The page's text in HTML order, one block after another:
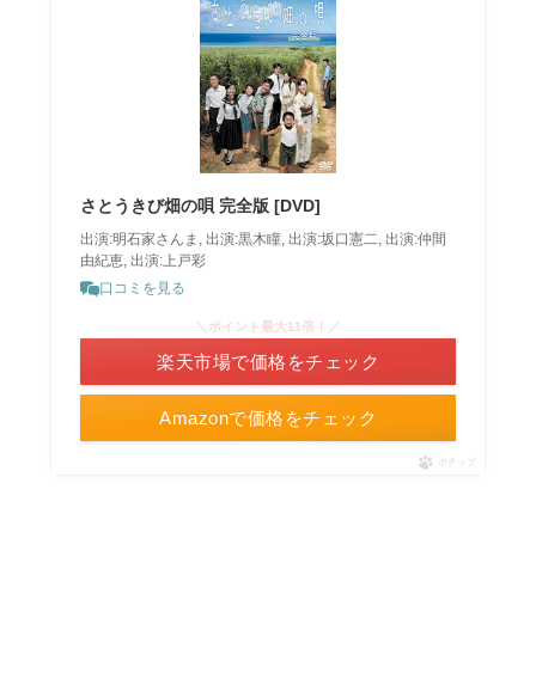
さとうきび畑の唄 完全版 [DVD]
出演:明石家さんま, 出演:黒木瞳, 出演:坂口憲二, 出演:仲間
由紀恵, 出演:上戸彩
口コミを見る
Amazonで価格をチェック
＼ポイント最大11倍！／
楽天市場で価格をチェック
ポチップ